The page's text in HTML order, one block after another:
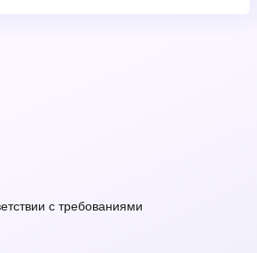
с требованиями